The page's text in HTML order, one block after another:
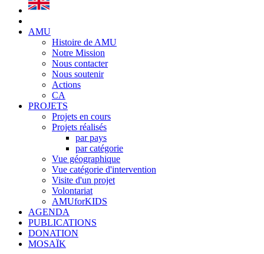
AMU
Histoire de AMU
Notre Mission
Nous contacter
Nous soutenir
Actions
CA
PROJETS
Projets en cours
Projets réalisés
par pays
par catégorie
Vue géographique
Vue catégorie d'intervention
Visite d'un projet
Volontariat
AMUforKIDS
AGENDA
PUBLICATIONS
DONATION
MOSAÏK